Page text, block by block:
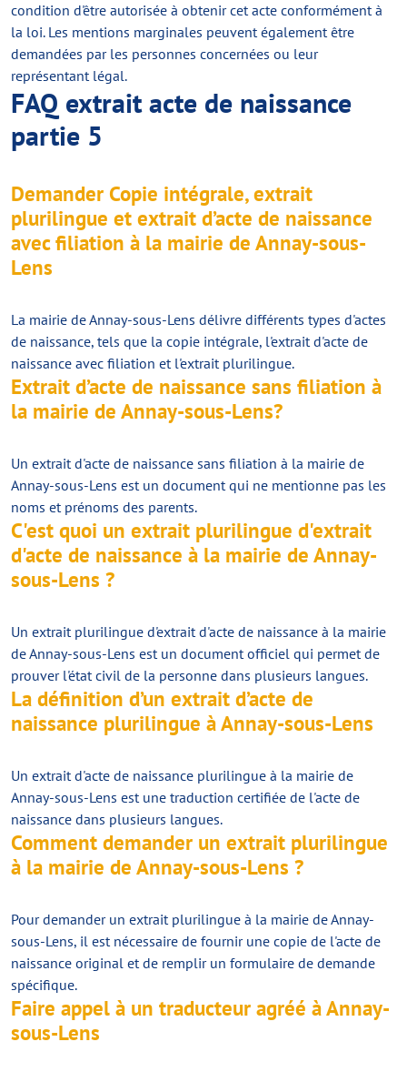
condition d'être autorisée à obtenir cet acte conformément à
la loi. Les mentions marginales peuvent également être
demandées par les personnes concernées ou leur
représentant légal.
FAQ extrait acte de naissance
partie 5
Demander Copie intégrale, extrait
plurilingue et extrait d’acte de naissance
avec filiation à la mairie de Annay-sous-
Lens
La mairie de Annay-sous-Lens délivre différents types d'actes
de naissance, tels que la copie intégrale, l'extrait d'acte de
naissance avec filiation et l'extrait plurilingue.
Extrait d’acte de naissance sans filiation à
la mairie de Annay-sous-Lens?
Un extrait d'acte de naissance sans filiation à la mairie de
Annay-sous-Lens est un document qui ne mentionne pas les
noms et prénoms des parents.
C'est quoi un extrait plurilingue d'extrait
d'acte de naissance à la mairie de Annay-
sous-Lens ?
Un extrait plurilingue d'extrait d'acte de naissance à la mairie
de Annay-sous-Lens est un document officiel qui permet de
prouver l'état civil de la personne dans plusieurs langues.
La définition d’un extrait d’acte de
naissance plurilingue à Annay-sous-Lens
Un extrait d'acte de naissance plurilingue à la mairie de
Annay-sous-Lens est une traduction certifiée de l'acte de
naissance dans plusieurs langues.
Comment demander un extrait plurilingue
à la mairie de Annay-sous-Lens ?
Pour demander un extrait plurilingue à la mairie de Annay-
sous-Lens, il est nécessaire de fournir une copie de l'acte de
naissance original et de remplir un formulaire de demande
spécifique.
Faire appel à un traducteur agréé à Annay-
sous-Lens